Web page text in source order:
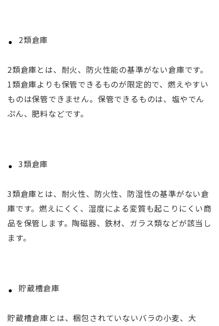
2類倉庫
2類倉庫とは、耐火、防火性能の基準がない倉庫です。
1類倉庫よりも保管できるものが限定的で、燃えやすい
ものは保管できません。保管できるものは、塩やでん
ぷん、肥料などです。
3類倉庫
3類倉庫とは、耐火性、防火性、防湿性の基準がない倉
庫です。燃えにくく、湿度による変質も起こりにくい商
品を保管します。陶磁器、鉄材、ガラス類などが該当し
ます。
貯蔵槽倉庫
貯蔵槽倉庫とは、梱包されていないバラの小麦、大